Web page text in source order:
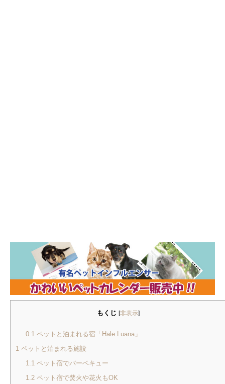
もくじ [非表示]
0.1 ペットと泊まれる宿「Hale Luana」
1 ペットと泊まれる施設
1.1 ペット宿でバーベキュー
1.2ペット宿で焚火や花火もOK